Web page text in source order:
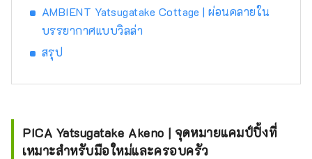
AMBIENT Yatsugatake Cottage | ผ่อนคลายใน
บรรยากาศแบบวิลล่า
สรุป
PICA Yatsugatake Akeno | จุดหมายแคมป์ปิ้งที่
เหมาะสำหรับมือใหม่และครอบครัว